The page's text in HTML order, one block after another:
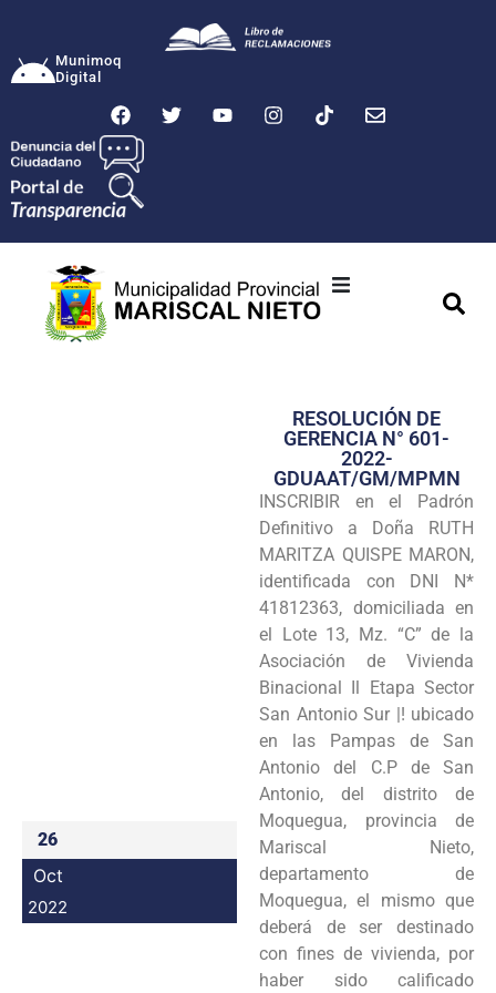
Munimoq
Digital
Transparencia
Seguridad
Programas
Intranet
26
Oct
2022
RESOLUCIÓN DE
GERENCIA N° 601-
2022-
GDUAAT/GM/MPMN
INSCRIBIR en el Padrón
Definitivo a Doña RUTH
MARITZA QUISPE MARON,
identificada con DNI N*
41812363, domiciliada en
el Lote 13, Mz. “C” de la
Asociación de Vivienda
Binacional Il Etapa Sector
San Antonio Sur |! ubicado
en las Pampas de San
Antonio del C.P de San
Antonio, del distrito de
Moquegua, provincia de
Mariscal Nieto,
departamento de
Moquegua, el mismo que
deberá de ser destinado
con fines de vivienda, por
haber sido calificado